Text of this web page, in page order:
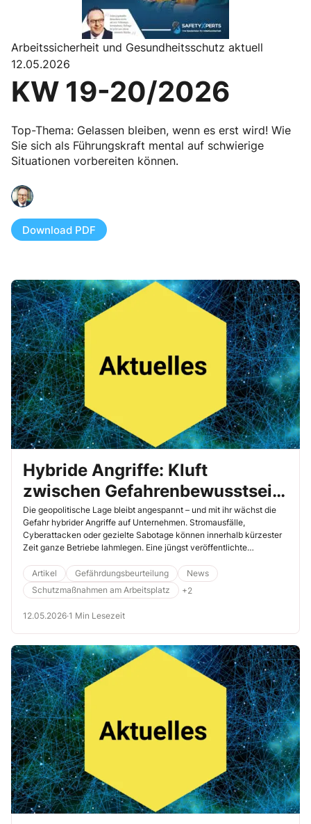
Arbeitssicherheit und Gesundheitsschutz aktuell
12.05.2026
KW 19-20/2026
Top-Thema: Gelassen bleiben, wenn es erst wird! Wie
Sie sich als Führungskraft mental auf schwierige
Situationen vorbereiten können.
Download PDF
Hybride Angriffe: Kluft
zwischen Gefahrenbewusstsein
und tatsächlicher Resilienz
Die geopolitische Lage bleibt angespannt – und mit ihr wächst die
Gefahr hybrider Angriffe auf Unternehmen. Stromausfälle,
Cyberattacken oder gezielte Sabotage können innerhalb kürzester
Zeit ganze Betriebe lahmlegen. Eine jüngst veröffentlichte
Obwohl die Bedrohungslage bekannt ist, fehlt es vielen Firmen an
einer grundlegenden Krisenvorbereitung. Lesen Sie hier, was das für
Sie konkret bedeutet.
Artikel Gefährdungsbeurteilung
News
Schutzmaßnahmen am Arbeitsplatz
+2
12.05.2026·1 Min Lesezeit